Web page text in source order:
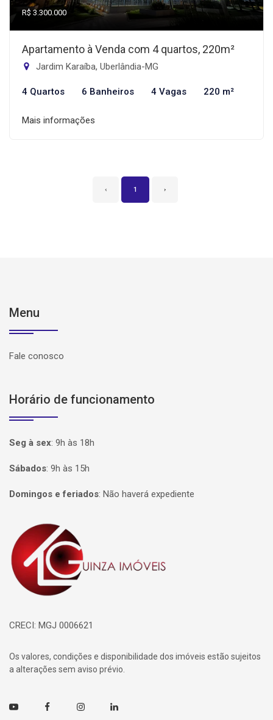
R$ 3.300.000
Apartamento à Venda com 4 quartos, 220m²
Jardim Karaíba, Uberlândia-MG
4 Quartos 6 Banheiros 4 Vagas 220 m²
Mais informações
‹ 1 ›
Menu
Fale conosco
Horário de funcionamento
Seg à sex: 9h às 18h
Sábados: 9h às 15h
Domingos e feriados: Não haverá expediente
Página inicial
CRECI: MGJ 0006621
Os valores, condições e disponibilidade dos imóveis estão sujeitos
a alterações sem aviso prévio.
Youtube FacebookInstagramLinkedin